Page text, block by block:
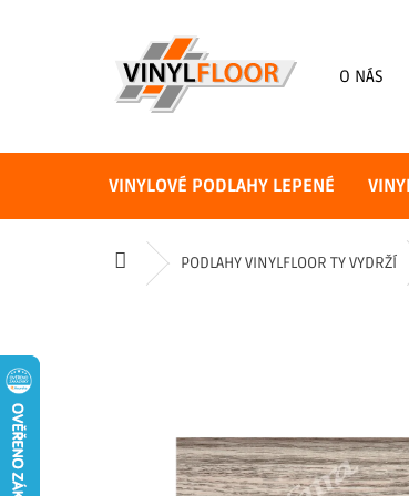
O NÁS
VINYLOVÉ PODLAHY LEPENÉ
Domů PODLAHY VINYLFLOOR TY VYDRŽÍ